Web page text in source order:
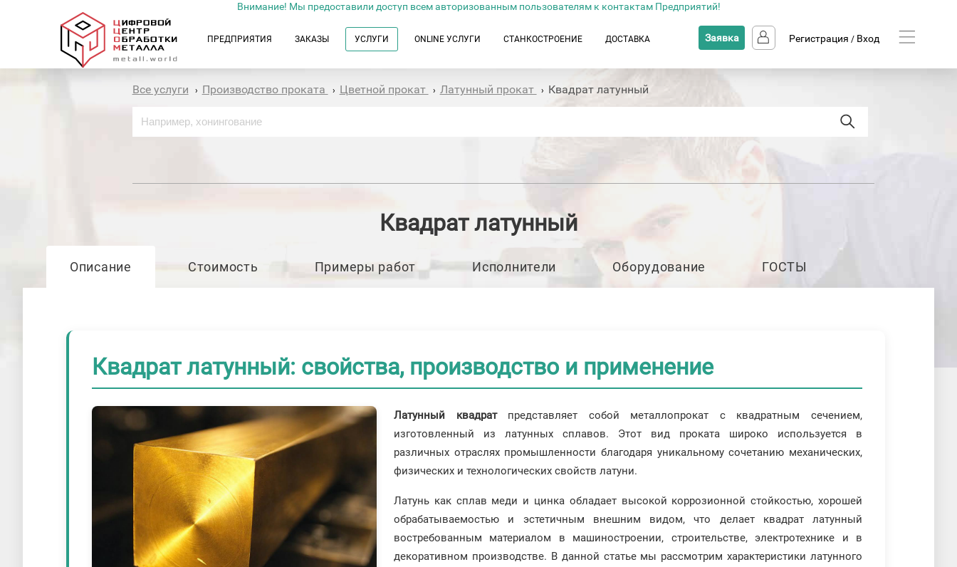
Внимание! Мы предоставили доступ всем авторизованным пользователям к контактам Предприятий!
ПРЕДПРИЯТИЯ ЗАКАЗЫ УСЛУГИ ONLINE УСЛУГИ СТАНКОСТРОЕНИЕ ДОСТАВКА Заявка Регистрация / Вход
Все услуги › Производство проката › Цветной прокат › Латунный прокат › Квадрат латунный
Квадрат латунный
Описание Стоимость Примеры работ Исполнители Оборудование ГОСТЫ
Квадрат латунный: свойства, производство и применение
Латунный квадратпредставляет собой металлопрокат с квадратным сечением,
изготовленный из латунных сплавов. Этот вид проката широко используется в
различных отраслях промышленности благодаря уникальному сочетанию механических,
физических и технологических свойств латуни.
Латунь как сплав меди и цинка обладает высокой коррозионной стойкостью, хорошей
обрабатываемостью и эстетичным внешним видом, что делает квадрат латунный
востребованным материалом в машиностроении, строительстве, электротехнике и в
декоративном производстве. В данной статье мы рассмотрим характеристики латунного